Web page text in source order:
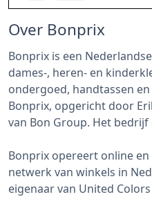
Over Bonprix
Bonprix is een
dames-, heren- en
ondergoed, handtassen
Bonprix, opgericht door
van Bon Group. Het
Bonprix opereert online
netwerk van winkels in
eigenaar van United